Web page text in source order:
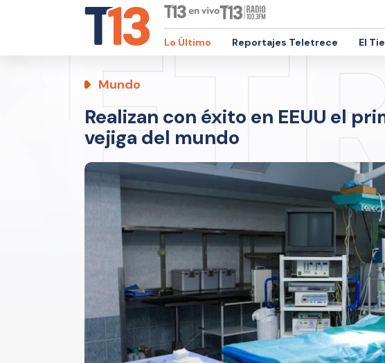
Lo Último Reportajes Teletrece El
Mundo
Realizan con éxito en EEUU el
vejiga del mundo